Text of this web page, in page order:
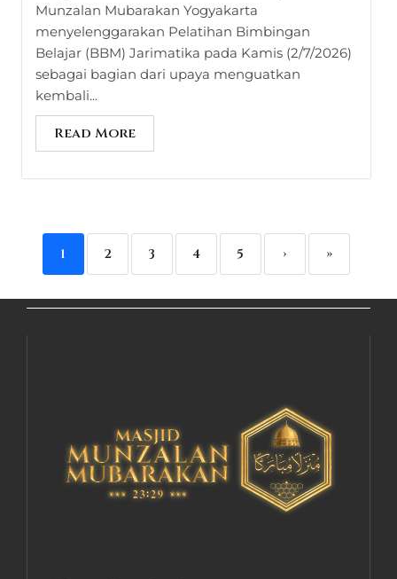
Munzalan Mubarakan Yogyakarta
menyelenggarakan Pelatihan Bimbingan
Belajar (BBM) Jarimatika pada Kamis (2/7/2026)
sebagai bagian dari upaya menguatkan
kembali...
Read More
1 2 3 4 5 › »